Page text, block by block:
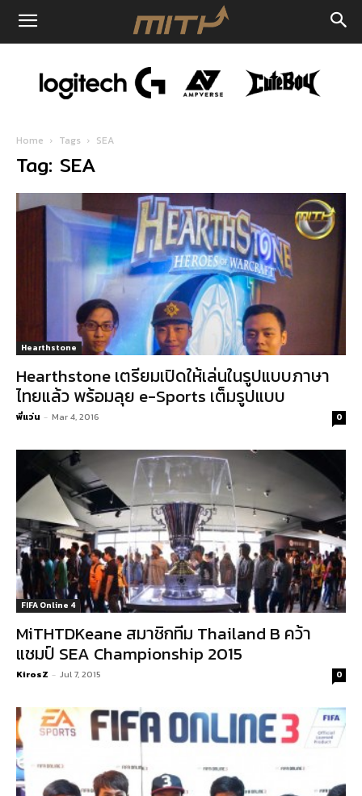
Home Tags SEA
Tag: SEA
Hearthstone
Hearthstone เตรียมเปิดให้เล่นในรูปแบบภาษา
ไทยแล้ว พร้อมลุย e-Sports เต็มรูปแบบ
พี่แว่น - Mar 4, 2016 0
FIFA Online 4
MiTHTDKeane สมาชิกทีม Thailand B คว้า
แชมป์ SEA Championship 2015
KirosZ - Jul 7, 2015 0